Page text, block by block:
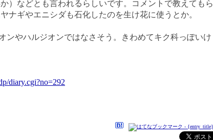
）などとも言われるらしいです。コメントで教えてもら
ナギやエニシダも石化したのを生け花に使うとか。
ンやハルジオンではなさそう。きわめてキク科っぽいけ
diary.cgi?no=292